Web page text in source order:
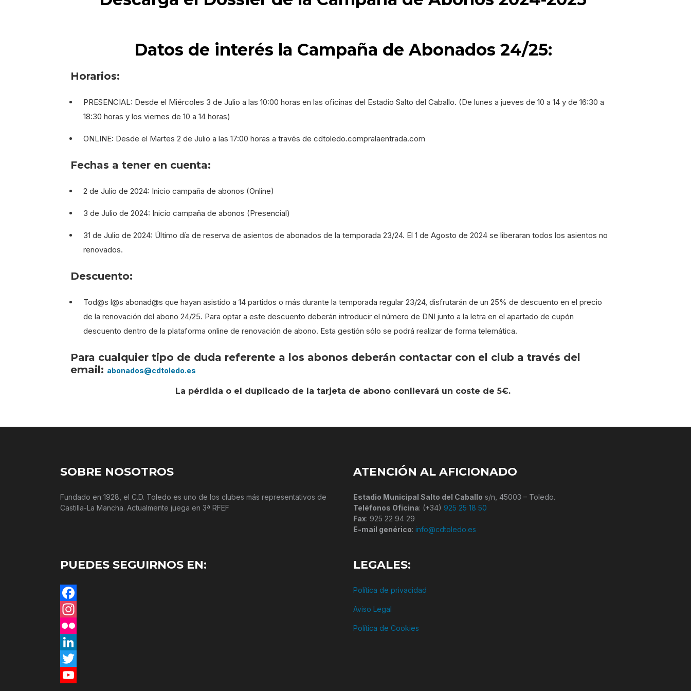
Datos de interés la Campaña de Abonados 24/25:
Horarios:
PRESENCIAL: Desde el Miércoles 3 de Julio a las 10:00 horas en las oficinas del Estadio Salto del Caballo. (De lunes a jueves de 10 a 14 y de 16:30 a
18:30 horas y los viernes de 10 a 14 horas)
ONLINE: Desde el Martes 2 de Julio a las 17:00 horas a través de cdtoledo.compralaentrada.com
Fechas a tener en cuenta:
2 de Julio de 2024: Inicio campaña de abonos (Online)
3 de Julio de 2024: Inicio campaña de abonos (Presencial)
31 de Julio de 2024: Último día de reserva de asientos de abonados de la temporada 23/24. El 1 de Agosto de 2024 se liberaran todos los asientos no
renovados.
Descuento:
Tod@s l@s abonad@s que hayan asistido a 14 partidos o más durante la temporada regular 23/24, disfrutarán de un 25% de descuento en el precio
de la renovación del abono 24/25. Para optar a este descuento deberán introducir el número de DNI junto a la letra en el apartado de cupón
descuento dentro de la plataforma online de renovación de abono. Esta gestión sólo se podrá realizar de forma telemática.
Para cualquier tipo de duda referente a los abonos deberán contactar con el club a través del
email: abonados@cdtoledo.es
La pérdida o el duplicado de la tarjeta de abono conllevará un coste de 5€.
SOBRE NOSOTROS
Fundado en 1928, el C.D. Toledo es uno de los clubes más representativos de
Castilla-La Mancha. Actualmente juega en 3ª RFEF
ATENCIÓN AL AFICIONADO
Estadio Municipal Salto del Caballo s/n, 45003 – Toledo.
Teléfonos Oficina: (+34) 925 25 18 50
Fax: 925 22 94 29
E-mail genérico: info@cdtoledo.es
PUEDES SEGUIRNOS EN:
Facebook
Instagram
Flickr
LinkedIn
Twitter
LEGALES:
Política de privacidad
Aviso Legal
Política de Cookies